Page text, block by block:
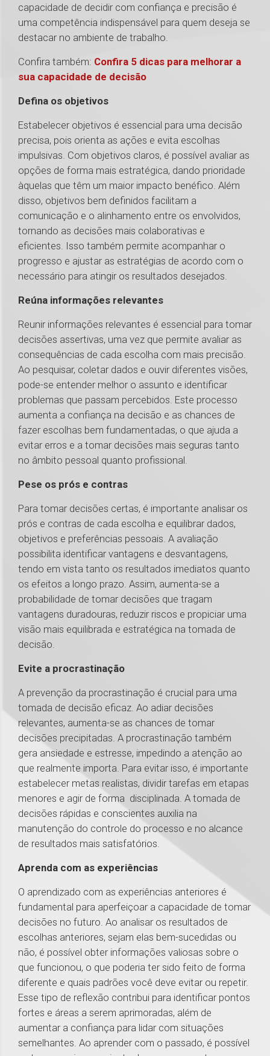
capacidade de decidir com confiança e precisão é
uma competência indispensável para quem deseja se
destacar no ambiente de trabalho.
Confira também: Confira 5 dicas para melhorar a
sua capacidade de decisão
Defina os objetivos
Estabelecer objetivos é essencial para uma decisão
precisa, pois orienta as ações e evita escolhas
impulsivas. Com objetivos claros, é possível avaliar as
opções de forma mais estratégica, dando prioridade
àquelas que têm um maior impacto benéfico. Além
disso, objetivos bem definidos facilitam a
comunicação e o alinhamento entre os envolvidos,
tornando as decisões mais colaborativas e
eficientes. Isso também permite acompanhar o
progresso e ajustar as estratégias de acordo com o
necessário para atingir os resultados desejados.
Reúna informações relevantes
Reunir informações relevantes é essencial para tomar
decisões assertivas, uma vez que permite avaliar as
consequências de cada escolha com mais precisão.
Ao pesquisar, coletar dados e ouvir diferentes visões,
pode-se entender melhor o assunto e identificar
problemas que passam percebidos. Este processo
aumenta a confiança na decisão e as chances de
fazer escolhas bem fundamentadas, o que ajuda a
evitar erros e a tomar decisões mais seguras tanto
no âmbito pessoal quanto profissional.
Pese os prós e contras
Para tomar decisões certas, é importante analisar os
prós e contras de cada escolha e equilibrar dados,
objetivos e preferências pessoais. A avaliação
possibilita identificar vantagens e desvantagens,
tendo em vista tanto os resultados imediatos quanto
os efeitos a longo prazo. Assim, aumenta-se a
probabilidade de tomar decisões que tragam
vantagens duradouras, reduzir riscos e propiciar uma
visão mais equilibrada e estratégica na tomada de
decisão.
Evite a procrastinação
A prevenção da procrastinação é crucial para uma
tomada de decisão eficaz. Ao adiar decisões
relevantes, aumenta-se as chances de tomar
decisões precipitadas. A procrastinação também
gera ansiedade e estresse, impedindo a atenção ao
que realmente importa. Para evitar isso, é importante
estabelecer metas realistas, dividir tarefas em etapas
menores e agir de forma disciplinada. A tomada de
decisões rápidas e conscientes auxilia na
manutenção do controle do processo e no alcance
de resultados mais satisfatórios.
Aprenda com as experiências
O aprendizado com as experiências anteriores é
fundamental para aperfeiçoar a capacidade de tomar
decisões no futuro. Ao analisar os resultados de
escolhas anteriores, sejam elas bem-sucedidas ou
não, é possível obter informações valiosas sobre o
que funcionou, o que poderia ter sido feito de forma
diferente e quais padrões você deve evitar ou repetir.
Esse tipo de reflexão contribui para identificar pontos
fortes e áreas a serem aprimoradas, além de
aumentar a confiança para lidar com situações
semelhantes. Ao aprender com o passado, é possível